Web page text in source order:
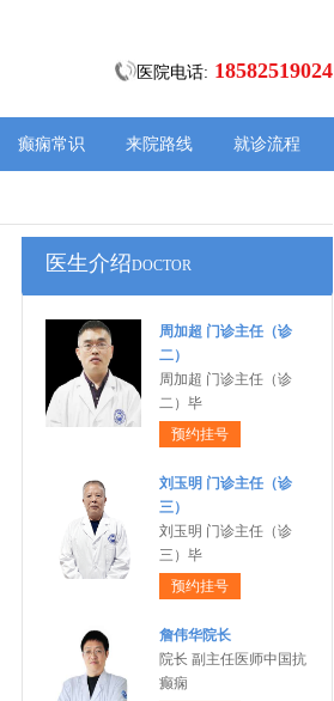
医院电话: 18582519024
癫痫常识 来院路线 就诊流程
医生介绍DOCTOR
周加超 门诊主任（诊
二）
周加超 门诊主任（诊
二）毕
预约挂号
刘玉明 门诊主任（诊
三）
刘玉明 门诊主任（诊
三）毕
预约挂号
詹伟华院长
院长 副主任医师中国抗
癫痫